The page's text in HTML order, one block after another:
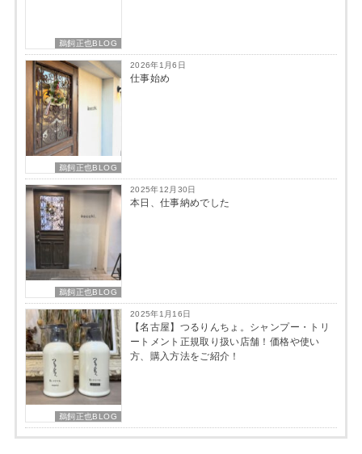
鵜飼正也BLOG
鵜飼正也BLOG
2026年1月6日
仕事始め
鵜飼正也BLOG
2025年12月30日
本日、仕事納めでした
鵜飼正也BLOG
2025年1月16日
【名古屋】つるりんちょ。シャンプー・トリ
ートメント正規取り扱い店舗！価格や使い
方、購入方法をご紹介！